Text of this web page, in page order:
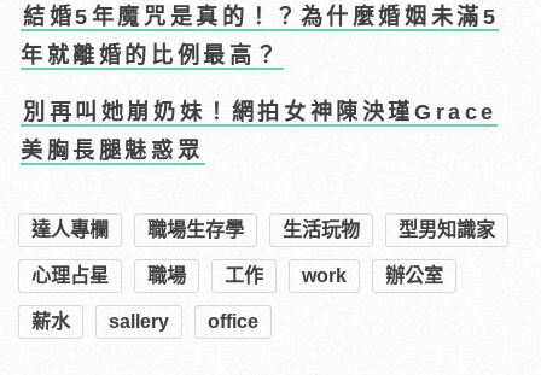
結婚5年魔咒是真的！？為什麼婚姻未滿5
年就離婚的比例最高？
別再叫她崩奶妹！網拍女神陳泱瑾Grace
美胸長腿魅惑眾
達人專欄 職場生存學 生活玩物 型男知識家
心理占星 職場 工作 work 辦公室
薪水 sallery office